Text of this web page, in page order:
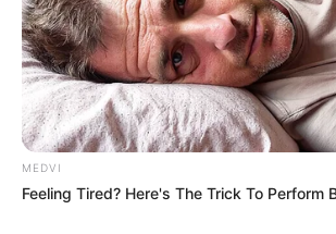
Sebentar lagi murid didik saya
perhitungan akan menerbitkan
edisi 2024
MEDVI
Feeling Tired? Here's The Trick To Perform